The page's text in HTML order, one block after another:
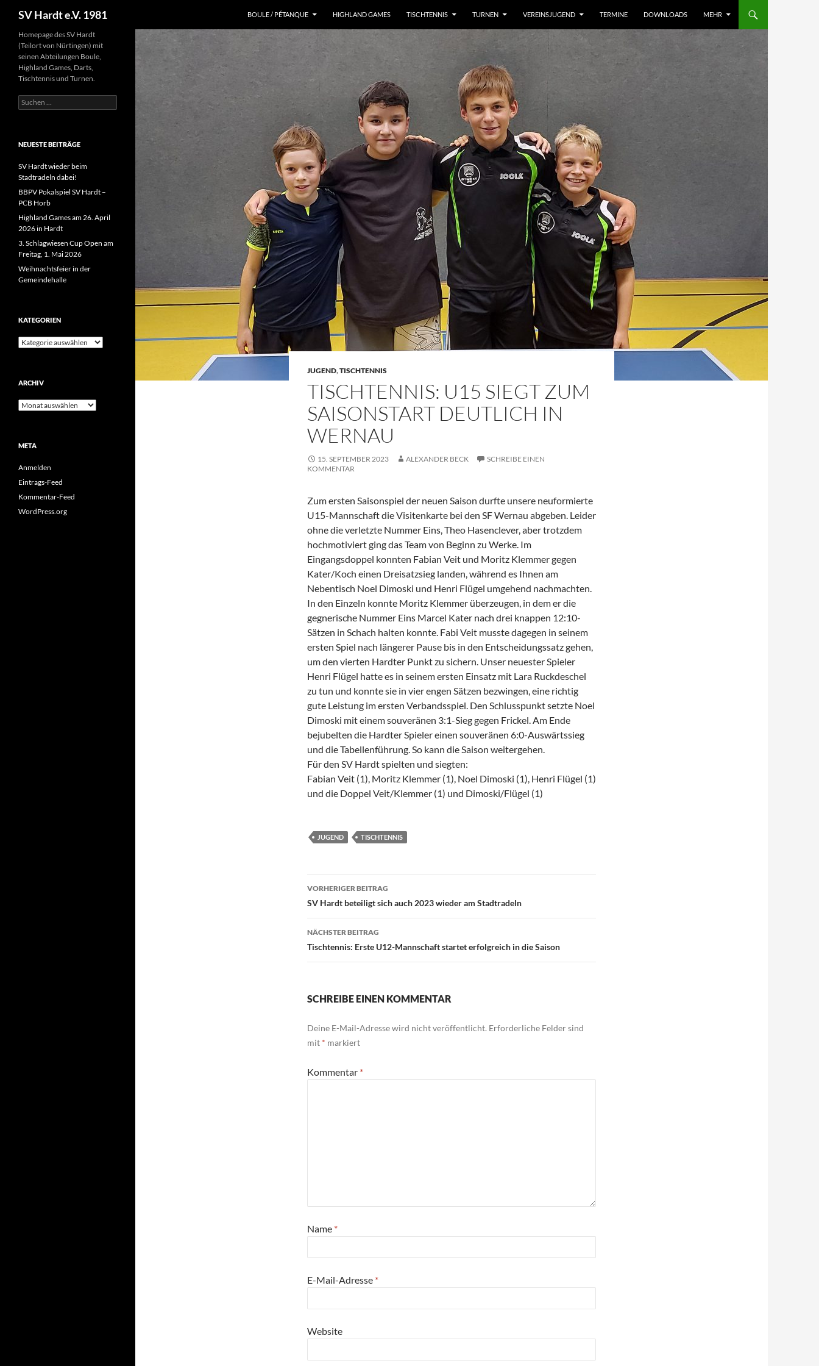
Inhalt
springen
SV Hardt e.V. 1981 BOULE / PÉTANQUE HIGHLAND GAMES TISCHTENNIS TURNEN VEREINSJUGEND TERMINE DOWNLOADS MEHR
JUGEND,TISCHTENNIS
TISCHTENNIS: U15 SIEGT ZUM
SAISONSTART DEUTLICH IN
WERNAU
15. SEPTEMBER 2023 ALEXANDER BECK
SCHREIBE EINEN
KOMMENTAR
Zum ersten Saisonspiel der neuen Saison durfte unsere neuformierte
U15-Mannschaft die Visitenkarte bei den SF Wernau abgeben. Leider
ohne die verletzte Nummer Eins, Theo Hasenclever, aber trotzdem
hochmotiviert ging das Team von Beginn zu Werke. Im
Eingangsdoppel konnten Fabian Veit und Moritz Klemmer gegen
Kater/Koch einen Dreisatzsieg landen, während es Ihnen am
Nebentisch Noel Dimoski und Henri Flügel umgehend nachmachten.
In den Einzeln konnte Moritz Klemmer überzeugen, in dem er die
gegnerische Nummer Eins Marcel Kater nach drei knappen 12:10-
Sätzen in Schach halten konnte. Fabi Veit musste dagegen in seinem
ersten Spiel nach längerer Pause bis in den Entscheidungssatz gehen,
um den vierten Hardter Punkt zu sichern. Unser neuester Spieler
Henri Flügel hatte es in seinem ersten Einsatz mit Lara Ruckdeschel
zu tun und konnte sie in vier engen Sätzen bezwingen, eine richtig
gute Leistung im ersten Verbandsspiel. Den Schlusspunkt setzte Noel
Dimoski mit einem souveränen 3:1-Sieg gegen Frickel. Am Ende
bejubelten die Hardter Spieler einen souveränen 6:0-Auswärtssieg
und die Tabellenführung. So kann die Saison weitergehen.
Für den SV Hardt spielten und siegten:
Fabian Veit (1), Moritz Klemmer (1), Noel Dimoski (1), Henri Flügel (1)
und die Doppel Veit/Klemmer (1) und Dimoski/Flügel (1)
JUGEND TISCHTENNIS
Beitragsnavigation
VORHERIGER BEITRAG
SV Hardt beteiligt sich auch 2023 wieder am Stadtradeln
NÄCHSTER BEITRAG
Tischtennis: Erste U12-Mannschaft startet erfolgreich in die Saison
SCHREIBE EINEN KOMMENTAR
Deine E-Mail-Adresse wird nicht veröffentlicht. Erforderliche Felder sind
mit * markiert
Kommentar *
Name *
E-Mail-Adresse *
Website
Homepage des SV Hardt
(Teilort von Nürtingen) mit
seinen Abteilungen Boule,
Highland Games, Darts,
Tischtennis und Turnen.
Suchen
nach:
NEUESTE BEITRÄGE
SV Hardt wieder beim
Stadtradeln dabei!
BBPV Pokalspiel SV Hardt –
PCB Horb
Highland Games am 26. April
2026 in Hardt
3. Schlagwiesen Cup Open am
Freitag, 1. Mai 2026
Weihnachtsfeier in der
Gemeindehalle
KATEGORIEN
Kategorien
ARCHIV
Archiv
META
Anmelden
Eintrags-Feed
Kommentar-Feed
WordPress.org